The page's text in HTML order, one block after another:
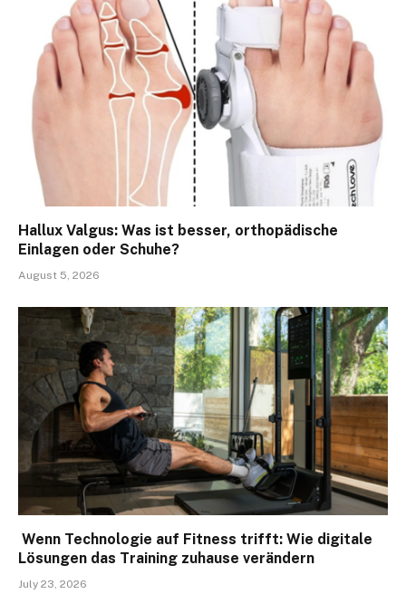
Hallux Valgus: Was ist besser, orthopädische
Einlagen oder Schuhe?
August 5, 2026
Wenn Technologie auf Fitness trifft: Wie digitale
Lösungen das Training zuhause verändern
July 23, 2026